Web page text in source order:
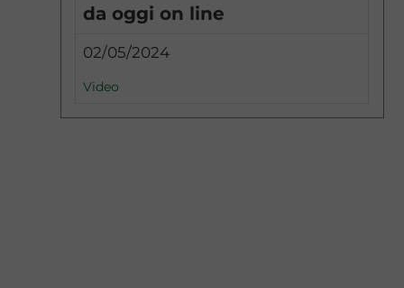
da oggi on line
02/05/2024
Video